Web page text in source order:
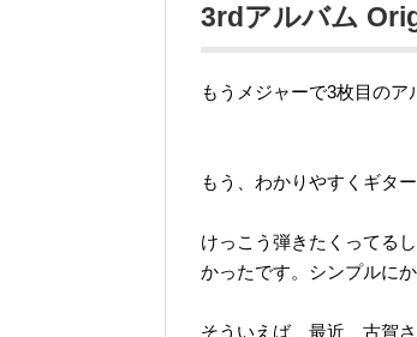
3rdアルバム
もうメジャーで3枚目のア
もう、わかりやすくギタ
けっこう弾きたくってる
かったです。シンプルにか
そういえば、最近、古賀